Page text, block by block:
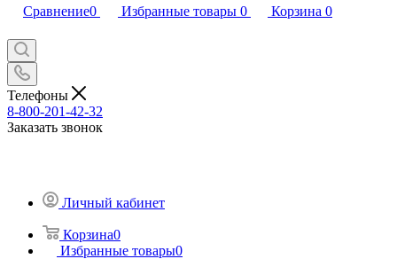
Сравнение0 Избранные товары 0 Корзина 0
Телефоны
8-800-201-42-32
Заказать звонок
Личный кабинет
Корзина0
Избранные товары0